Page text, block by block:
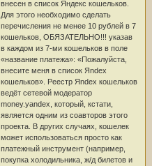
внесен в список Яндекс кошельков.
Для этого необходимо сделать
перечисления не менее 10 рублей в 7
кошельков, ОБЯЗАТЕЛЬНО!!! указав
в каждом из 7-ми кошельков в поле
«название платежа»: «Пожалуйста,
внесите меня в список Яndex
кошельков». Реестр Яndex кошельков
ведёт сетевой модератор
money.yandex, который, кстати,
является одним из соавторов этого
проекта. В других случаях, кошелек
может использоваться просто как
платежный инструмент (например,
покупка холодильника, ж/д билетов и